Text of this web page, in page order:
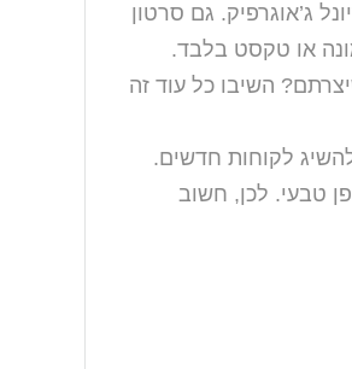
ג’אוגרפיק. גם סרטון
השיבו כל עוד זה
לקוחות חדשים.
טבעי. לכן, חשוב